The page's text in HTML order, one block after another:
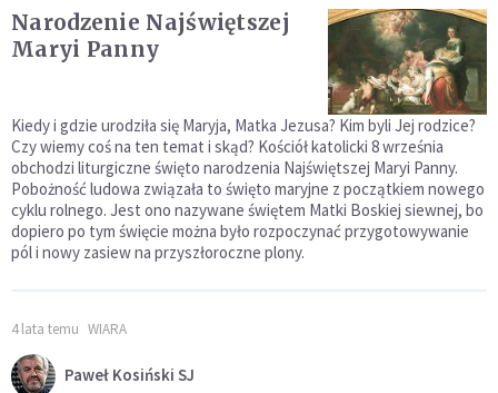
Narodzenie Najświętszej
Maryi Panny
Kiedy i gdzie urodziła się Maryja, Matka Jezusa? Kim byli Jej rodzice?
Czy wiemy coś na ten temat i skąd? Kościół katolicki 8 września
obchodzi liturgiczne święto narodzenia Najświętszej Maryi Panny.
Pobożność ludowa związała to święto maryjne z początkiem nowego
cyklu rolnego. Jest ono nazywane świętem Matki Boskiej siewnej, bo
dopiero po tym święcie można było rozpoczynać przygotowywanie
pól i nowy zasiew na przyszłoroczne plony.
4 lata temu WIARA
Paweł Kosiński SJ